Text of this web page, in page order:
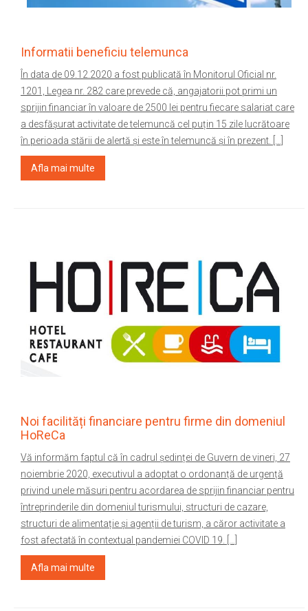
Informatii beneficiu telemunca
În data de 09.12.2020 a fost publicată în Monitorul Oficial nr.
1201, Legea nr. 282 care prevede că, angajatorii pot primi un
sprijin financiar în valoare de 2500 lei pentru fiecare salariat care
a desfășurat activitate de telemuncă cel puțin 15 zile lucrătoare
în perioada stării de alertă și este în telemuncă și în prezent. […]
Afla mai multe
Noi facilități financiare pentru firme din domeniul
HoReCa
Vă informăm faptul că în cadrul ședinței de Guvern de vineri, 27
noiembrie 2020, executivul a adoptat o ordonanță de urgență
privind unele măsuri pentru acordarea de sprijin financiar pentru
întreprinderile din domeniul turismului, structuri de cazare,
structuri de alimentație și agenții de turism, a căror activitate a
fost afectată în contextual pandemiei COVID 19. […]
Afla mai multe